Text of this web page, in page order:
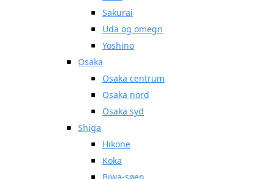
Sakurai
Uda og omegn
Yoshino
Osaka
Osaka centrum
Osaka nord
Osaka syd
Shiga
Hikone
Koka